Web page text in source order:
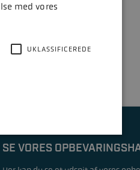
SE VORES
med vores
UKLASSIFICEREDE